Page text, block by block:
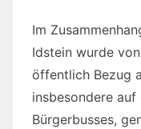
Im
Idstein wurde
öffentlich Bezug
insbesondere
Bürgerbusses,